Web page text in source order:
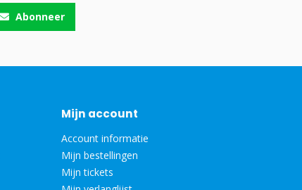
Abonneer
Mijn account
Account informatie
Mijn bestellingen
Mijn tickets